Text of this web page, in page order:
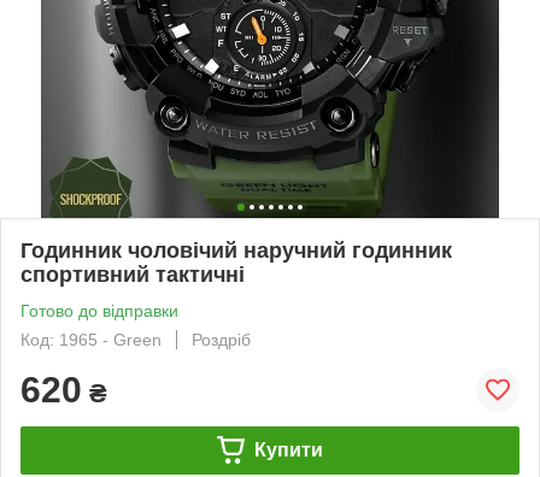
Годинник чоловічий наручний годинник
спортивний тактичні
Готово до відправки
Код: 1965 - Green
Роздріб
620 ₴
Купити